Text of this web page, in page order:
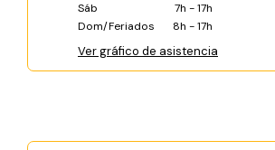
Sáb
7h - 17h
Dom/Feriados
8h - 17h
Ver gráfico de asistencia